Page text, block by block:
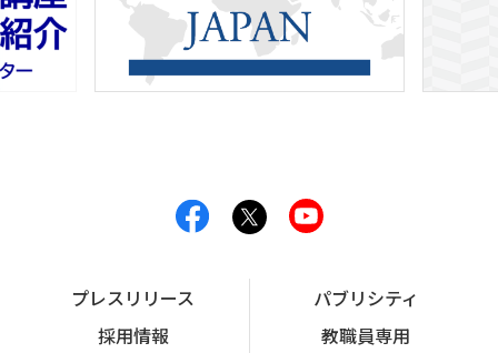
プレスリリース
パブリシティ
採用情報
教職員専用